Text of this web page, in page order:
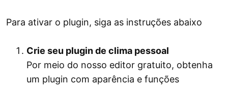
Para ativar o plugin, siga as instruções abaixo
Crie seu plugin de clima pessoal
Por meio do nosso editor gratuito, obtenha
um plugin com aparência e funções